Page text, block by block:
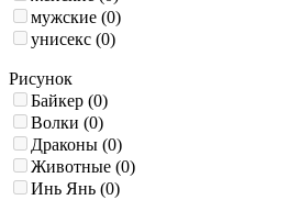
мужские (0)
унисекс (0)
Рисунок
Байкер (0)
Волки (0)
Драконы (0)
Животные (0)
Инь Янь (0)